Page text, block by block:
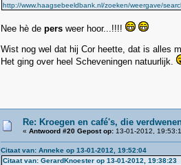
http://www.haagsebeeldbank.nl/zoeken/weergave/
Nee hè de pers weer hoor...!!!!
Wist nog wel dat hij Cor heette, dat is alles
Het ging over heel Scheveningen natuurlijk.
Re: Kroegen en café's, die
« Antwoord #20 Gepost op:13-01-2012,
Citaat van: Anneke op 13-01-2012, 19:52:04
Citaat van: GerardKnoester op 13-01-2012, 19:38:23